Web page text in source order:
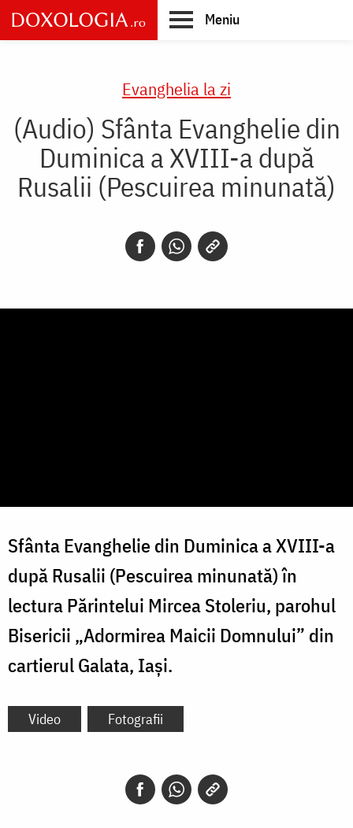
Skip
to
main
Meniu
Evanghelia la zi
(Audio) Sfânta Evanghelie din
Duminica a XVIII-a după
Rusalii (Pescuirea minunată)
Sfânta Evanghelie din Duminica a XVIII-a
după Rusalii (Pescuirea minunată) în
lectura Părintelui Mircea Stoleriu, parohul
Bisericii „Adormirea Maicii Domnului” din
cartierul Galata, Iași.
Video Fotografii